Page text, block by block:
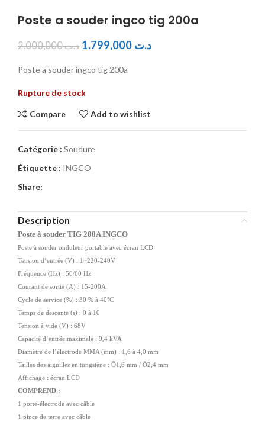
Poste a souder ingco tig 200a
د.ت2.000,000 د.ت
Poste a souder ingco tig 200a
Rupture de stock
Compare Add to wishlist
Catégorie : Soudure
Étiquette : INGCO
Share:
Description
Poste à souder TIG 200A INGCO
Poste à souder onduleur portable avec écran LCD
Tension d’entrée (V) : 1~220-240V
Fréquence (Hz) : 50/60 Hz
Courant de sortie (A) : 15-200A
Cycle de service (%) : 30 % à 40°C
Temps de descente (s) : 0 à 10
Tension à vide (V) : 68V
Capacité d’entrée maximale : 9,4 kVA
Diamètre de l’électrode MMA (mm) : 1,6 à 4,0 mm
Tailles des aiguilles en tungstène : Ö1,6 mm / Ö2,4 mm
Affichage : écran LCD
COMPREND :
1 porte-électrode avec câble
1 pince de terre avec câble